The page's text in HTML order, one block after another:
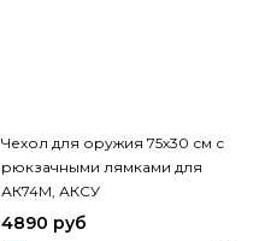
Чехол для оружия 75х30 см с
рюкзачными лямками для
АК74М, АКСУ
4890 руб